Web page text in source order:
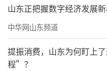
西藏日喀则市
一支海尔生物
克服重重困
山东正把握数字经济发展
中华网山东频道
提振消费，山东为何盯上
程”？